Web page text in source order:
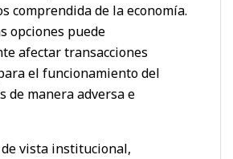
comprendida de la economía.
opciones puede
afectar transacciones
el funcionamiento del
de manera adversa e
vista institucional,